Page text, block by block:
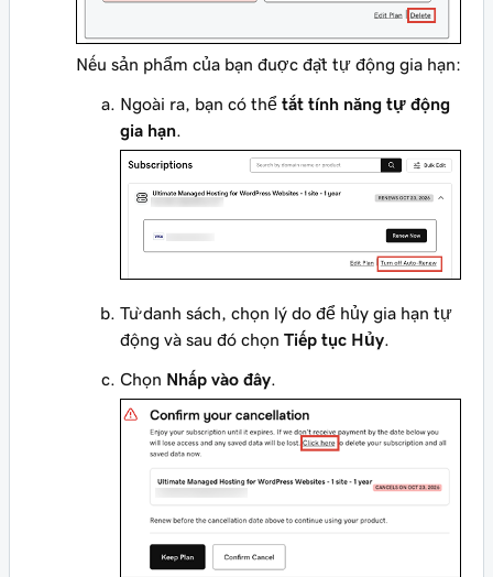
Nếu sản phẩm của bạn được đặt tự động gia hạn:
Ngoài ra, bạn có thể tắt tính năng tự động
gia hạn
Từ danh sách, chọn lý do để hủy gia hạn tự
động và sau đó chọn Tiếp tục Hủy.
Chọn Nhấp vào đây.